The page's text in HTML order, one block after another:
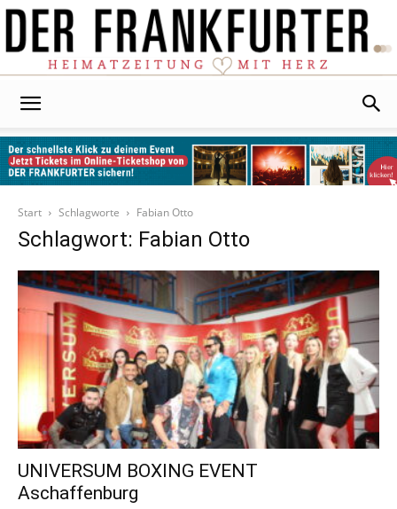
Start
Schlagworte Fabian Otto
Schlagwort: Fabian Otto
UNIVERSUM BOXING EVENT
Aschaffenburg